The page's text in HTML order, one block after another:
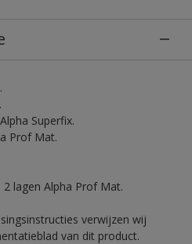
Superfix.
Prof Mat.
lagen Alpha Prof Mat.
verwijzen wij
van dit product.